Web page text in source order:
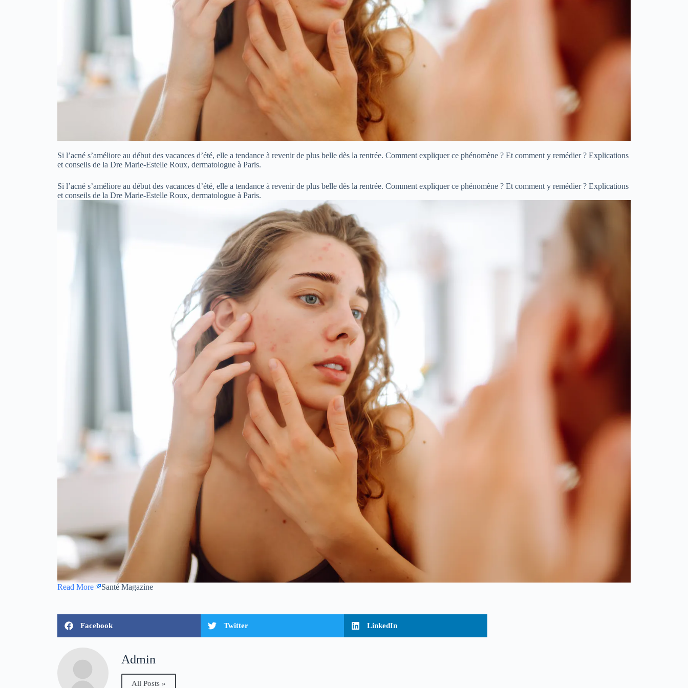
Si l’acné s’améliore au début des vacances d’été, elle a tendance à revenir de plus belle dès la rentrée. Comment expliquer ce phénomène ? Et comment y remédier ? Explications
et conseils de la Dre Marie-Estelle Roux, dermatologue à Paris.
Si l’acné s’améliore au début des vacances d’été, elle a tendance à revenir de plus belle dès la rentrée. Comment expliquer ce phénomène ? Et comment y remédier ? Explications
et conseils de la Dre Marie-Estelle Roux, dermatologue à Paris.
Read More Santé Magazine
Facebook Twitter LinkedIn
Admin
All Posts »